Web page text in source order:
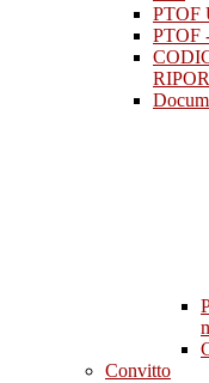
PTOF
PTOF
Convitto